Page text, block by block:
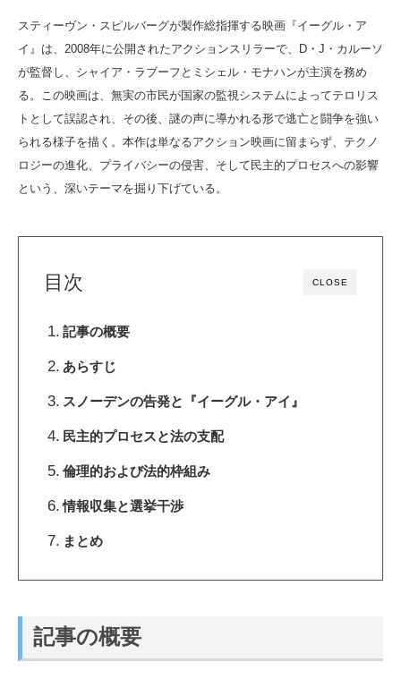
スティーヴン・スピルバーグが製作総指揮する映画『イーグル・ア
イ』は、2008年に公開されたアクションスリラーで、D・J・カルーソ
が監督し、シャイア・ラブーフとミシェル・モナハンが主演を務め
る。この映画は、無実の市民が国家の監視システムによってテロリス
トとして誤認され、その後、謎の声に導かれる形で逃亡と闘争を強い
られる様子を描く。本作は単なるアクション映画に留まらず、テクノ
ロジーの進化、プライバシーの侵害、そして民主的プロセスへの影響
という、深いテーマを掘り下げている。
CLOSE
目次
記事の概要
あらすじ
スノーデンの告発と『イーグル・アイ』
民主的プロセスと法の支配
倫理的および法的枠組み
情報収集と選挙干渉
まとめ
記事の概要